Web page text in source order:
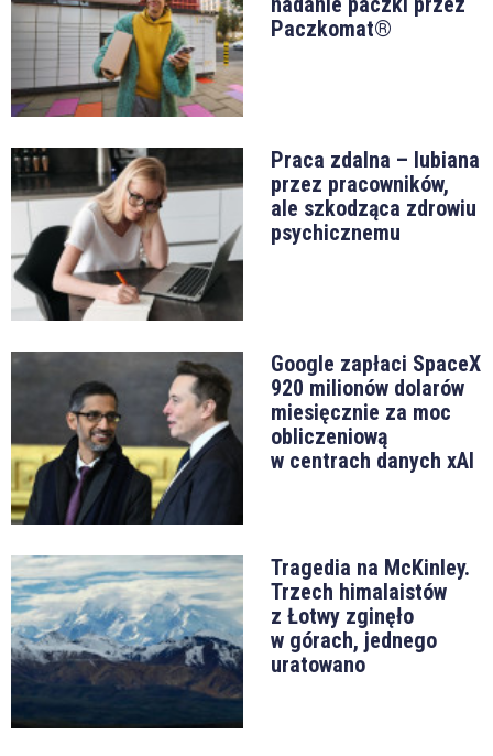
Paczkomat®
Praca zdalna – lubiana
przez pracowników,
ale szkodząca zdrowiu
psychicznemu
Google zapłaci SpaceX
920 milionów dolarów
miesięcznie za moc
obliczeniową
w centrach danych xAI
Tragedia na McKinley.
Trzech himalaistów
z Łotwy zginęło
w górach, jednego
uratowano